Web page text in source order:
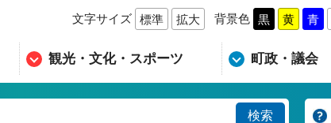
文字サイズ 標準 拡大 背景色 黒 黄 青
観光・文化・スポーツ 町政・議会